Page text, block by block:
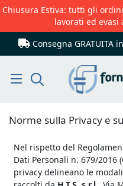
Chiusura Estiva: tutti gli
lavorati ed evasi
Consegna GRATUITA
Norme sulla Privacy e
Nel rispetto del
Dati Personali n. 679/2016
privacy delineano le